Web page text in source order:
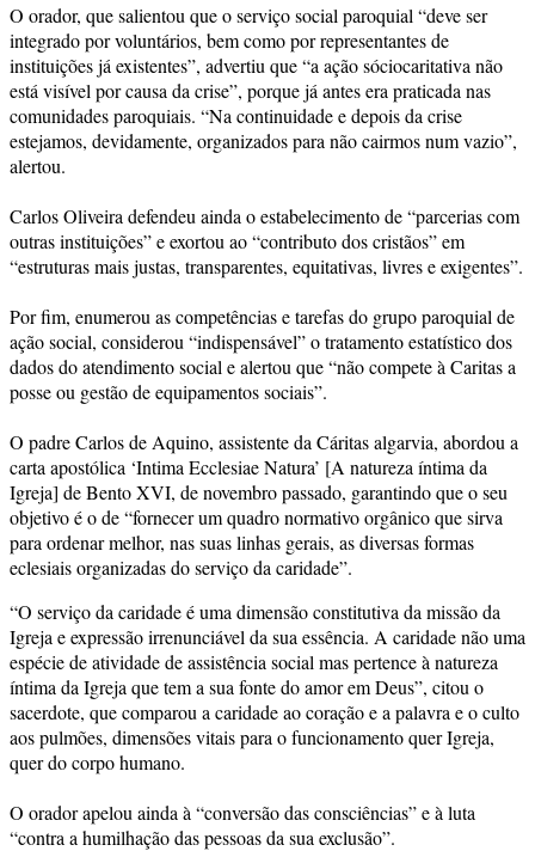
O orador, que salientou que o serviço social paroquial “deve ser
integrado por voluntários, bem como por representantes de
instituições já existentes”, advertiu que “a ação sóciocaritativa não
está visível por causa da crise”, porque já antes era praticada nas
comunidades paroquiais. “Na continuidade e depois da crise
estejamos, devidamente, organizados para não cairmos num vazio”,
alertou.
Carlos Oliveira defendeu ainda o estabelecimento de “parcerias com
outras instituições” e exortou ao “contributo dos cristãos” em
“estruturas mais justas, transparentes, equitativas, livres e exigentes”.
Por fim, enumerou as competências e tarefas do grupo paroquial de
ação social, considerou “indispensável” o tratamento estatístico dos
dados do atendimento social e alertou que “não compete à Caritas a
posse ou gestão de equipamentos sociais”.
O padre Carlos de Aquino, assistente da Cáritas algarvia, abordou a
carta apostólica ‘Intima Ecclesiae Natura’ [A natureza íntima da
Igreja] de Bento XVI, de novembro passado, garantindo que o seu
objetivo é o de “fornecer um quadro normativo orgânico que sirva
para ordenar melhor, nas suas linhas gerais, as diversas formas
eclesiais organizadas do serviço da caridade”.
“O serviço da caridade é uma dimensão constitutiva da missão da
Igreja e expressão irrenunciável da sua essência. A caridade não uma
espécie de atividade de assistência social mas pertence à natureza
íntima da Igreja que tem a sua fonte do amor em Deus”, citou o
sacerdote, que comparou a caridade ao coração e a palavra e o culto
aos pulmões, dimensões vitais para o funcionamento quer Igreja,
quer do corpo humano.
O orador apelou ainda à “conversão das consciências” e à luta
“contra a humilhação das pessoas da sua exclusão”.